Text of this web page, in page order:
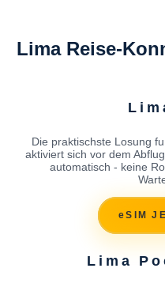
Lima Reise-
Die praktischste Losung
aktiviert sich vor dem
automatisch - keine
eSIM
Lima